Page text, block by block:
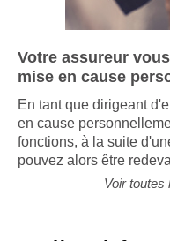
Votre assureur
mise en cause
En tant que dirigeant
en cause
fonctions, à la suite